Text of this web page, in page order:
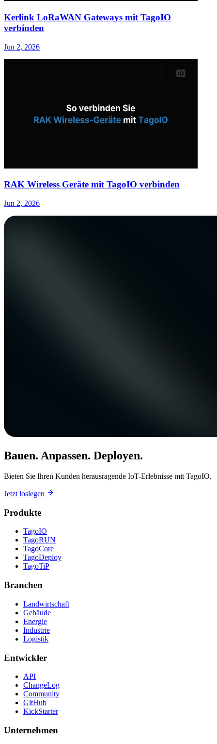
Kerlink LoRaWAN Gateways mit TagoIO
verbinden
Jun 2, 2026
RAK Wireless Geräte mit TagoIO verbinden
Jun 2, 2026
Bauen. Anpassen. Deployen.
Bieten Sie Ihren Kunden herausragende IoT-Erlebnisse mit TagoIO.
Jetzt loslegen
Produkte
TagoIO
TagoRUN
TagoCore
TagoDeploy
TagoTiP
Branchen
Landwirtschaft
Gebäude
Energie
Industrie
Logistik
Entwickler
API
ChangeLog
Community
GitHub
KickStarter
Unternehmen